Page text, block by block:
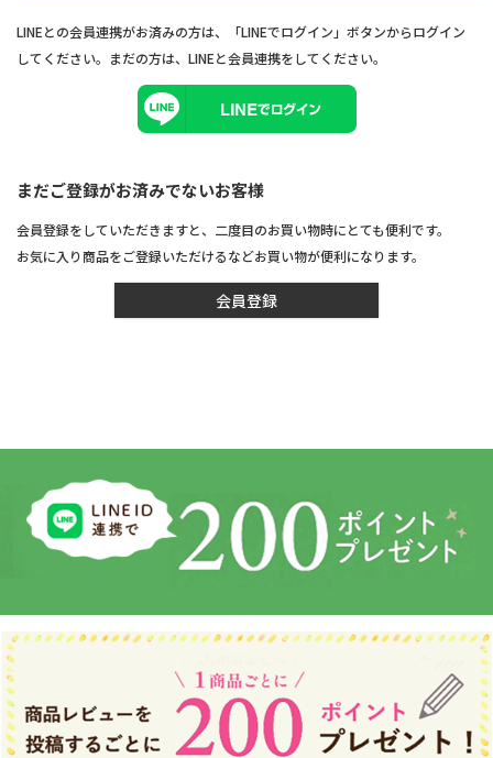
LINEとの会員連携がお済みの方は、「LINEでログイン」ボタンからログイン
してください。まだの方は、 LINEと会員連携をしてください。
まだご登録がお済みでないお客様
会員登録をしていただきますと、二度目のお買い物時にとても便利です。
お気に入り商品をご登録いただけるなどお買い物が便利になります。
会員登録